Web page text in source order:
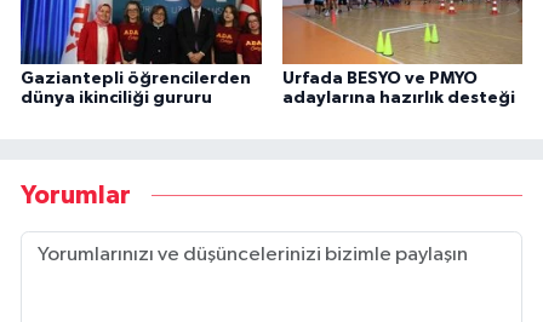
Gaziantepli öğrencilerden
dünya ikinciliği gururu
Urfada BESYO ve PMYO
adaylarına hazırlık desteği
Yorumlar